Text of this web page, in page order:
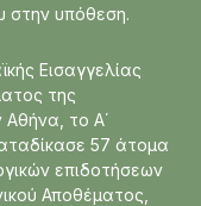
στην υπόθεση.
Εισαγγελίας
της
Αθήνα, το Α΄
57 άτομα
επιδοτήσεων
Αποθέματος,